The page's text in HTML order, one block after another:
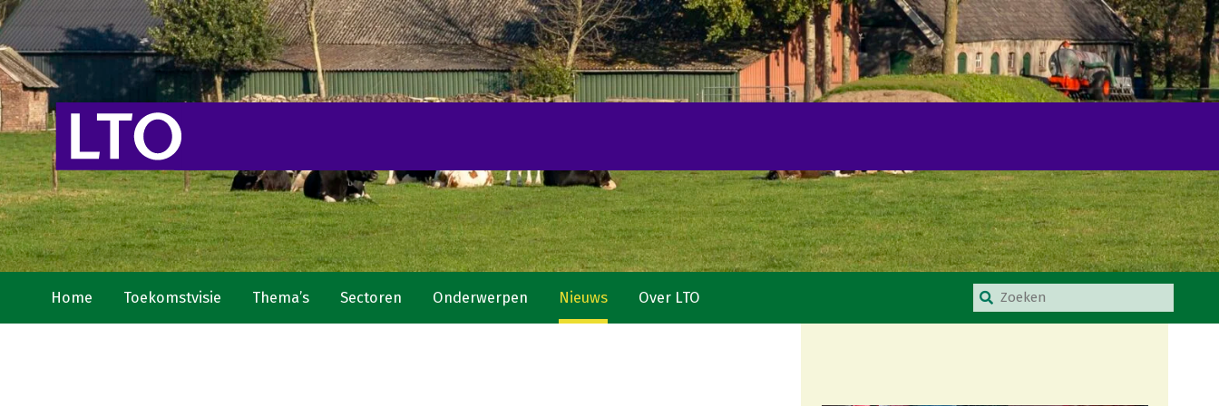
Home Toekomstvisie Thema’s Sectoren Onderwerpen Nieuws Over LTO